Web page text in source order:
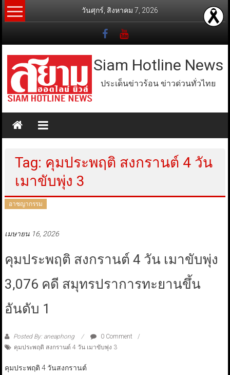
Skip
to
วันศุกร์, สิงหาคม 7, 2026
Siam Hotline News
ประเด็นข่าวร้อน ข่าวด่วนทั่วไทย
Tag: คุมประพฤติ สงกรานต์ 4 วัน
เมาขับพุ่ง 3
อาชญากรรม
เมษายน 16, 2026
คุมประพฤติ สงกรานต์ 4 วัน เมาขับพุ่ง
3,076 คดี สมุทรปราการทะยานขึ้น
อันดับ 1
Posted By: aneaphong
0 Comment
คุมประพฤติ สงกรานต์ 4 วัน เมาขับพุ่ง 3
คุมประพฤติ 4 วันสงกรานต์